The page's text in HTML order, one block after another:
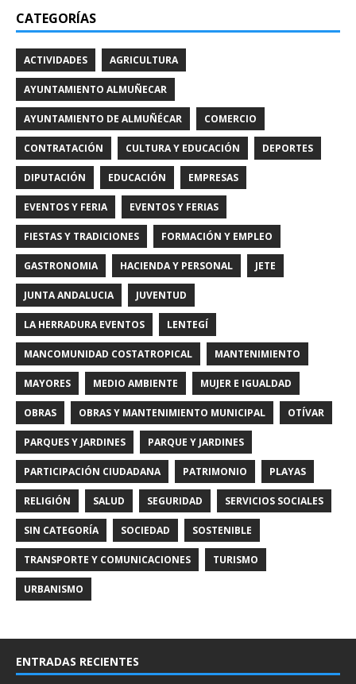
CATEGORÍAS
ACTIVIDADES AGRICULTURA
AYUNTAMIENTO ALMUÑECAR
AYUNTAMIENTO DE ALMUÑÉCAR COMERCIO
CONTRATACIÓN CULTURA Y EDUCACIÓN DEPORTES
DIPUTACIÓN EDUCACIÓN EMPRESAS
EVENTOS Y FERIA EVENTOS Y FERIAS
FIESTAS Y TRADICIONES FORMACIÓN Y EMPLEO
GASTRONOMIA HACIENDA Y PERSONAL JETE
JUNTA ANDALUCIA JUVENTUD
LA HERRADURA EVENTOS LENTEGÍ
MANCOMUNIDAD COSTATROPICAL MANTENIMIENTO
MAYORES MEDIO AMBIENTE MUJER E IGUALDAD
OBRAS OBRAS Y MANTENIMIENTO MUNICIPAL OTÍVAR
PARQUES Y JARDINES PARQUE Y JARDINES
PARTICIPACIÓN CIUDADANA PATRIMONIO PLAYAS
RELIGIÓN SALUD SEGURIDAD SERVICIOS SOCIALES
SIN CATEGORÍA SOCIEDAD SOSTENIBLE
TRANSPORTE Y COMUNICACIONES TURISMO
URBANISMO
ENTRADAS RECIENTES